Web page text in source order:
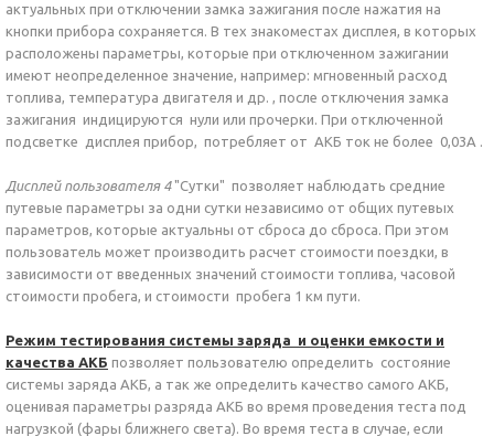
актуальных при отключении замка зажигания после нажатия на
кнопки прибора сохраняется. В тех знакоместах дисплея, в которых
расположены параметры, которые при отключенном зажигании
имеют неопределенное значение, например: мгновенный расход
топлива, температура двигателя и др. , после отключения замка
зажигания индицируются нули или прочерки. При отключенной
подсветке дисплея прибор, потребляет от АКБ ток не более 0,03А .
Дисплей пользователя 4"Сутки" позволяет наблюдать средние
путевые параметры за одни сутки независимо от общих путевых
параметров, которые актуальны от сброса до сброса. При этом
пользователь может производить расчет стоимости поездки, в
зависимости от введенных значений стоимости топлива, часовой
стоимости пробега, и стоимости пробега 1 км пути.
Режим тестирования системы заряда и оценки емкости и
качества АКБ позволяет пользователю определить состояние
системы заряда АКБ, а так же определить качество самого АКБ,
оценивая параметры разряда АКБ во время проведения теста под
нагрузкой (фары ближнего света). Во время теста в случае, если